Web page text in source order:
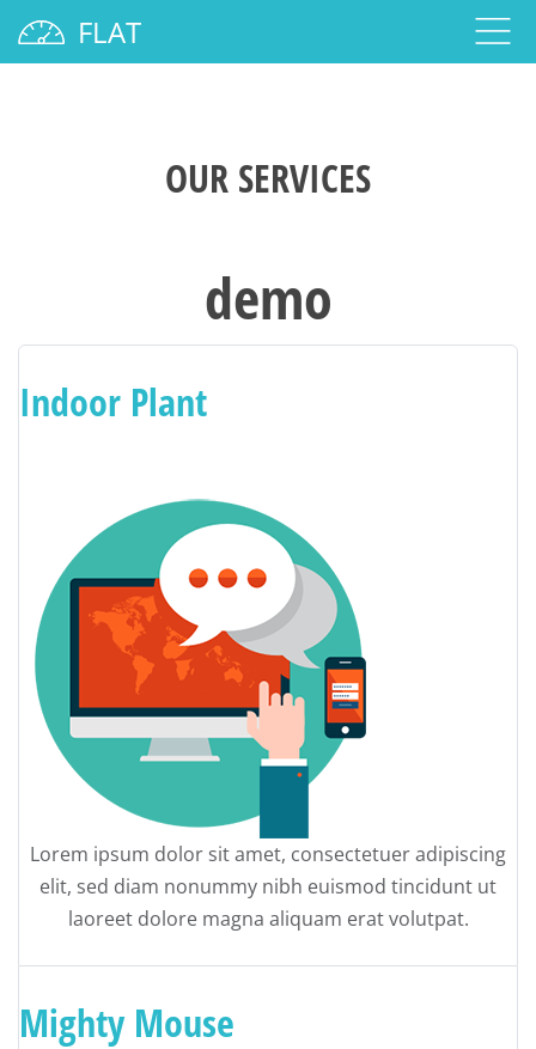
FLAT
OUR SERVICES
demo
Indoor Plant
Lorem ipsum dolor sit amet, consectetuer adipiscing
elit, sed diam nonummy nibh euismod tincidunt ut
laoreet dolore magna aliquam erat volutpat.
Mighty Mouse